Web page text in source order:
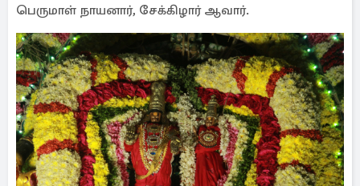
பெருமாள் நாயனார், சேக்கிழார் ஆவார்.